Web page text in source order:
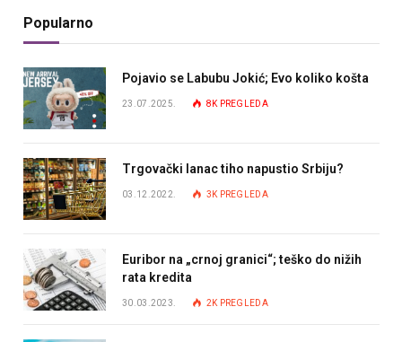
Popularno
Pojavio se Labubu Jokić; Evo koliko košta
23.07.2025. 8K PREGLEDA
Trgovački lanac tiho napustio Srbiju?
03.12.2022. 3K PREGLEDA
Euribor na „crnoj granici“; teško do nižih
rata kredita
30.03.2023. 2K PREGLEDA